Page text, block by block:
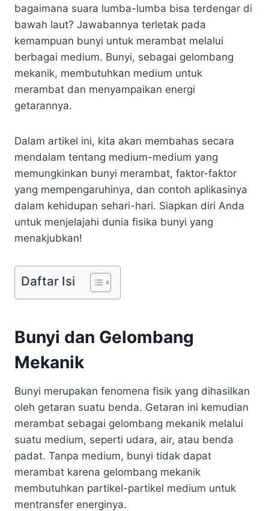
bagaimana suara lumba-lumba bisa terdengar di
bawah laut? Jawabannya terletak pada
kemampuan bunyi untuk merambat melalui
berbagai medium. Bunyi, sebagai gelombang
mekanik, membutuhkan medium untuk
merambat dan menyampaikan energi
getarannya.
Dalam artikel ini, kita akan membahas secara
mendalam tentang medium-medium yang
memungkinkan bunyi merambat, faktor-faktor
yang mempengaruhinya, dan contoh aplikasinya
dalam kehidupan sehari-hari. Siapkan diri Anda
untuk menjelajahi dunia fisika bunyi yang
menakjubkan!
Daftar Isi
Bunyi dan Gelombang
Mekanik
Bunyi merupakan fenomena fisik yang dihasilkan
oleh getaran suatu benda. Getaran ini kemudian
merambat sebagai gelombang mekanik melalui
suatu medium, seperti udara, air, atau benda
padat. Tanpa medium, bunyi tidak dapat
merambat karena gelombang mekanik
membutuhkan partikel-partikel medium untuk
mentransfer energinya.